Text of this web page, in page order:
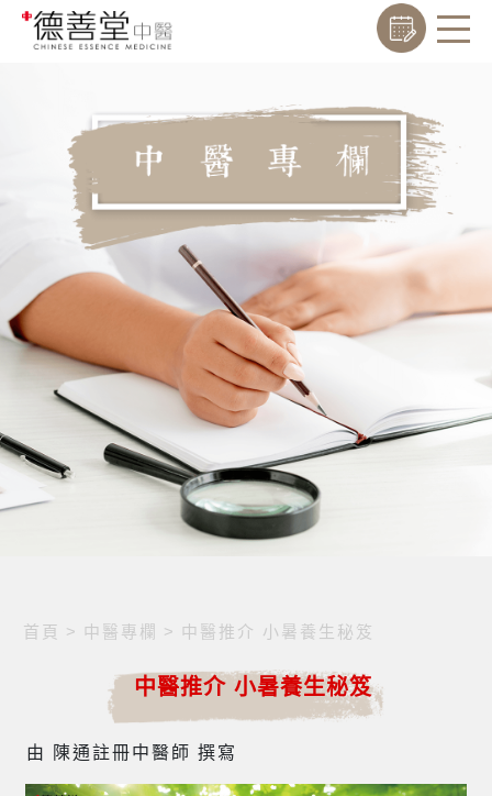
首頁 > 中醫專欄 > 中醫推介 小暑養生秘笈
中醫推介 小暑養生秘笈
由 陳通註冊中醫師 撰寫